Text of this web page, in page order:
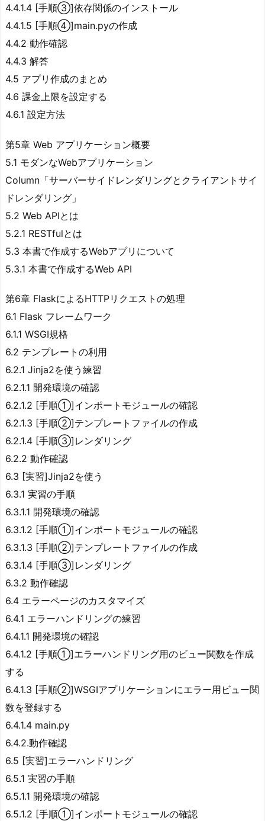
4.4.1.4 [手順③]依存関係のインストール
4.4.1.5 [手順④]main.pyの作成
4.4.2 動作確認
4.4.3 解答
4.5 アプリ作成のまとめ
4.6 課金上限を設定する
4.6.1 設定方法
第5章 Web アプリケーション概要
5.1 モダンなWebアプリケーション
Column「サーバーサイドレンダリングとクライアントサイ
ドレンダリング」
5.2 Web APIとは
5.2.1 RESTfulとは
5.3 本書で作成するWebアプリについて
5.3.1 本書で作成するWeb API
第6章 FlaskによるHTTPリクエストの処理
6.1 Flask フレームワーク
6.1.1 WSGI規格
6.2 テンプレートの利用
6.2.1 Jinja2を使う練習
6.2.1.1 開発環境の確認
6.2.1.2 [手順①]インポートモジュールの確認
6.2.1.3 [手順②]テンプレートファイルの作成
6.2.1.4 [手順③]レンダリング
6.2.2 動作確認
6.3 [実習]Jinja2を使う
6.3.1 実習の手順
6.3.1.1 開発環境の確認
6.3.1.2 [手順①]インポートモジュールの確認
6.3.1.3 [手順②]テンプレートファイルの作成
6.3.1.4 [手順③]レンダリング
6.3.2 動作確認
6.4 エラーページのカスタマイズ
6.4.1 エラーハンドリングの練習
6.4.1.1 開発環境の確認
6.4.1.2 [手順①]エラーハンドリング用のビュー関数を作成
する
6.4.1.3 [手順②]WSGIアプリケーションにエラー用ビュー関
数を登録する
6.4.1.4 main.py
6.4.2.動作確認
6.5 [実習]エラーハンドリング
6.5.1 実習の手順
6.5.1.1 開発環境の確認
6.5.1.2 [手順①]インポートモジュールの確認